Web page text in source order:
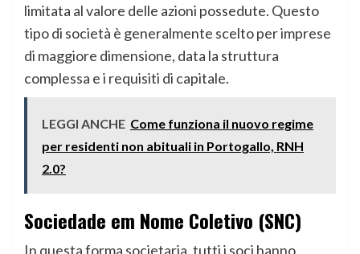
limitata al valore delle azioni possedute. Questo
tipo di società è generalmente scelto per imprese
di maggiore dimensione, data la struttura
complessa e i requisiti di capitale.
LEGGI ANCHE Come funziona il nuovo regime
per residenti non abituali in Portogallo, RNH
2.0?
Sociedade em Nome Coletivo (SNC)
In questa forma societaria, tutti i soci hanno